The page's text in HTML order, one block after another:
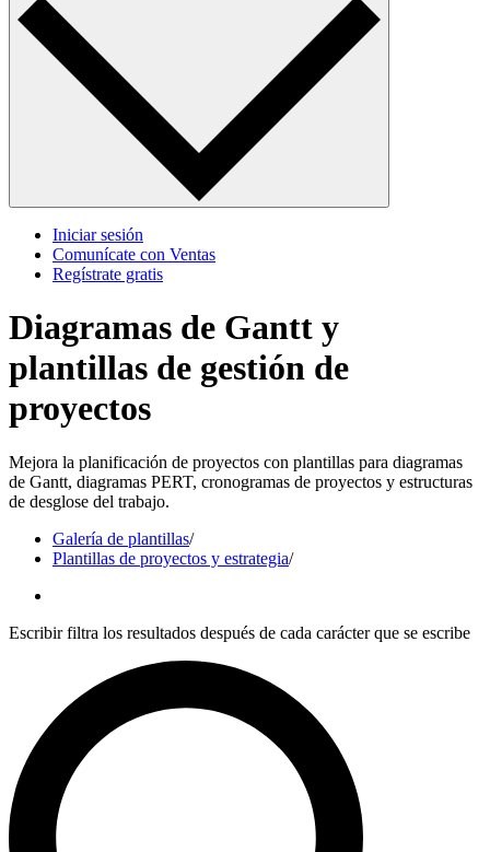
Iniciar sesión
Comunícate con Ventas
Regístrate gratis
Diagramas de Gantt y
plantillas de gestión de
proyectos
Mejora la planificación de proyectos con plantillas para diagramas
de Gantt, diagramas PERT, cronogramas de proyectos y estructuras
de desglose del trabajo.
Galería de plantillas/
Plantillas de proyectos y estrategia/
Escribir filtra los resultados después de cada carácter que se escribe